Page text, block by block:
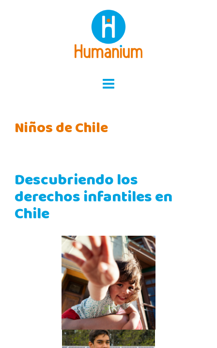
Niños de Chile
Descubriendo los
derechos infantiles en
Chile